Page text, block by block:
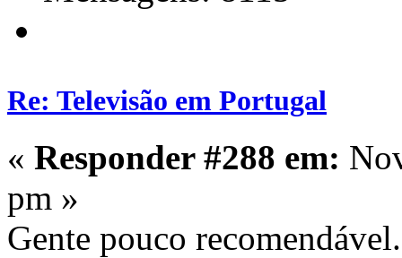
Re: Televisão em Portugal
« Responder #288 em:
pm »
Gente pouco